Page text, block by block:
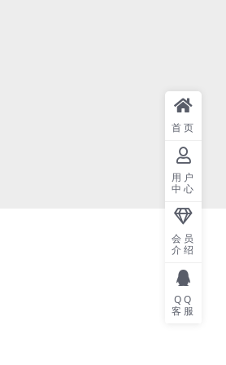
首页
用户
中心
会员
介绍
QQ
客服